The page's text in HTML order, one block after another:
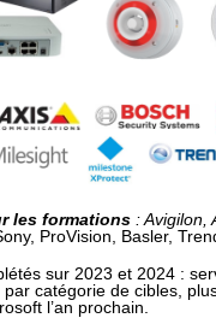
les formations : Avigilon,
ProVision, Basler,
sur 2023 et 2024 :
catégorie de cibles,
l’an prochain.